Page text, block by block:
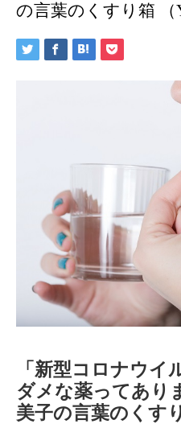
の言葉のくすり箱 （
「新型コロナウイ
ダメな薬ってあり
美子の言葉のくす